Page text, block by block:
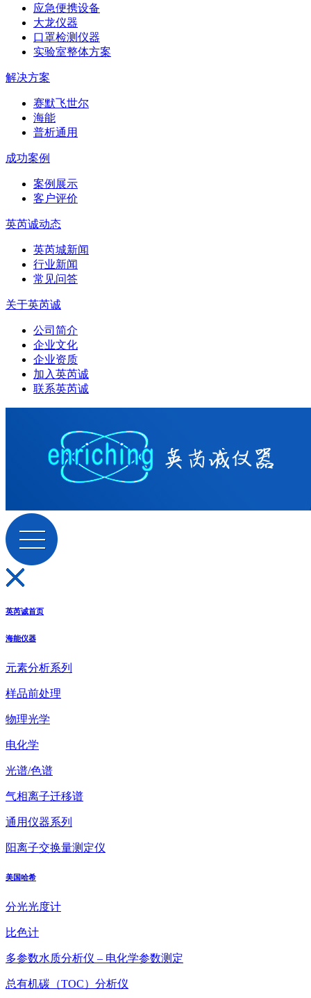
应急便携设备
大龙仪器
口罩检测仪器
实验室整体方案
解决方案
赛默飞世尔
海能
普析通用
成功案例
案例展示
客户评价
英芮诚动态
英芮城新闻
行业新闻
常见问答
关于英芮诚
公司简介
企业文化
企业资质
加入英芮诚
联系英芮诚
英芮诚首页
海能仪器
元素分析系列
样品前处理
物理光学
电化学
光谱/色谱
气相离子迁移谱
通用仪器系列
阳离子交换量测定仪
美国哈希
分光光度计
比色计
多参数水质分析仪 – 电化学参数测定
总有机碳（TOC）分析仪